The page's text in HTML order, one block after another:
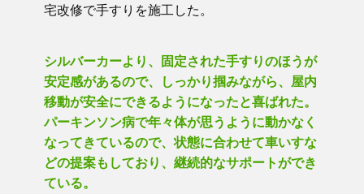
宅改修で手すりを施工した。
シルバーカーより、固定された手すりのほうが
安定感があるので、しっかり掴みながら、屋内
移動が安全にできるようになったと喜ばれた。
パーキンソン病で年々体が思うように動かなく
なってきているので、状態に合わせて車いすな
どの提案もしており、継続的なサポートができ
ている。